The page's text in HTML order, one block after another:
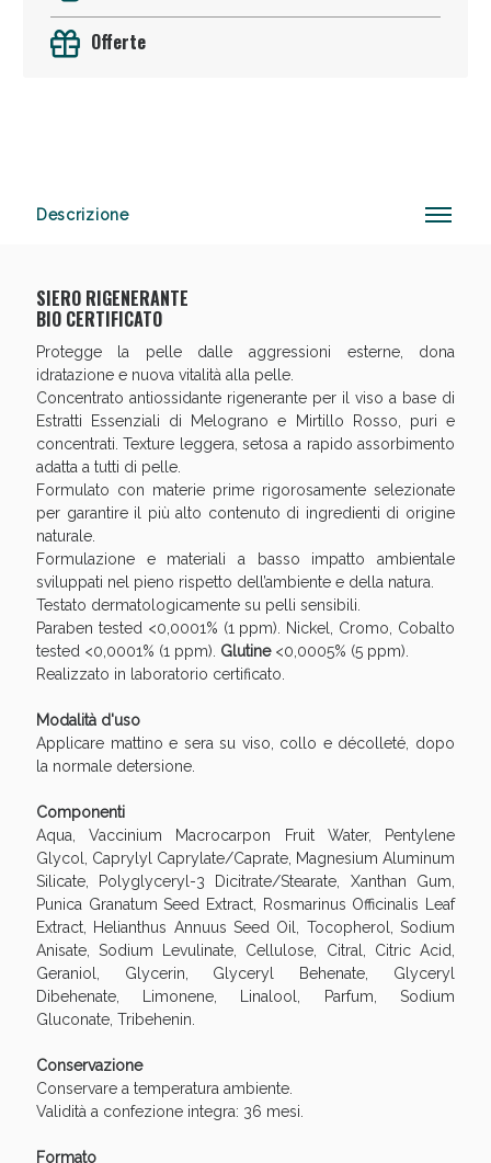
Offerte
Descrizione
SIERO RIGENERANTE
BIO CERTIFICATO
Protegge la pelle dalle aggressioni esterne, dona
idratazione e nuova vitalità alla pelle.
Concentrato antiossidante rigenerante per il viso a base di
Estratti Essenziali di Melograno e Mirtillo Rosso, puri e
concentrati. Texture leggera, setosa a rapido assorbimento
adatta a tutti di pelle.
Formulato con materie prime rigorosamente selezionate
per garantire il più alto contenuto di ingredienti di origine
naturale.
Formulazione e materiali a basso impatto ambientale
sviluppati nel pieno rispetto dell’ambiente e della natura.
Testato dermatologicamente su pelli sensibili.
Paraben tested <0,0001% (1 ppm). Nickel, Cromo, Cobalto
tested <0,0001% (1 ppm). Glutine <0,0005% (5 ppm).
Realizzato in laboratorio certificato.
Modalità d'uso
Applicare mattino e sera su viso, collo e décolleté, dopo
la normale detersione.
Componenti
Aqua, Vaccinium Macrocarpon Fruit Water, Pentylene
Glycol, Caprylyl Caprylate/Caprate, Magnesium Aluminum
Silicate, Polyglyceryl-3 Dicitrate/Stearate, Xanthan Gum,
Punica Granatum Seed Extract, Rosmarinus Officinalis Leaf
Extract, Helianthus Annuus Seed Oil, Tocopherol, Sodium
Anisate, Sodium Levulinate, Cellulose, Citral, Citric Acid,
Geraniol, Glycerin, Glyceryl Behenate, Glyceryl
Dibehenate, Limonene, Linalool, Parfum, Sodium
Gluconate, Tribehenin.
Conservazione
Conservare a temperatura ambiente.
Validità a confezione integra: 36 mesi.
Formato
Vie Urinarie e Prostata: Sconti fino al 45% oggi!
Benessere Intestinale: Sconto fino al 55% valido